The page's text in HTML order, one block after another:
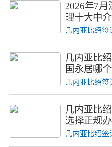
2026年7
理十大中
几内亚比绍签
几内亚比
国永居哪
几内亚比绍签
几内亚比
选择正规
几内亚比绍签